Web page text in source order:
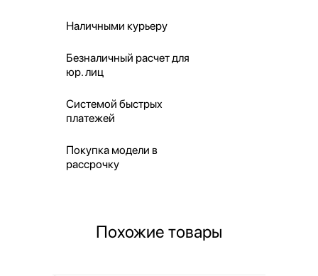
Наличными курьеру
Безналичный расчет для
юр. лиц
Системой быстрых
платежей
Покупка модели в
рассрочку
Похожие товары